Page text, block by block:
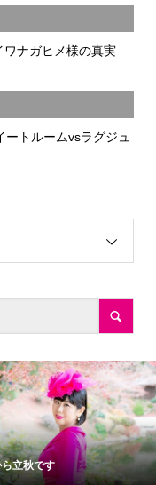
ナガヒメ様の真実
ートルームvsラグジュ
立秋です